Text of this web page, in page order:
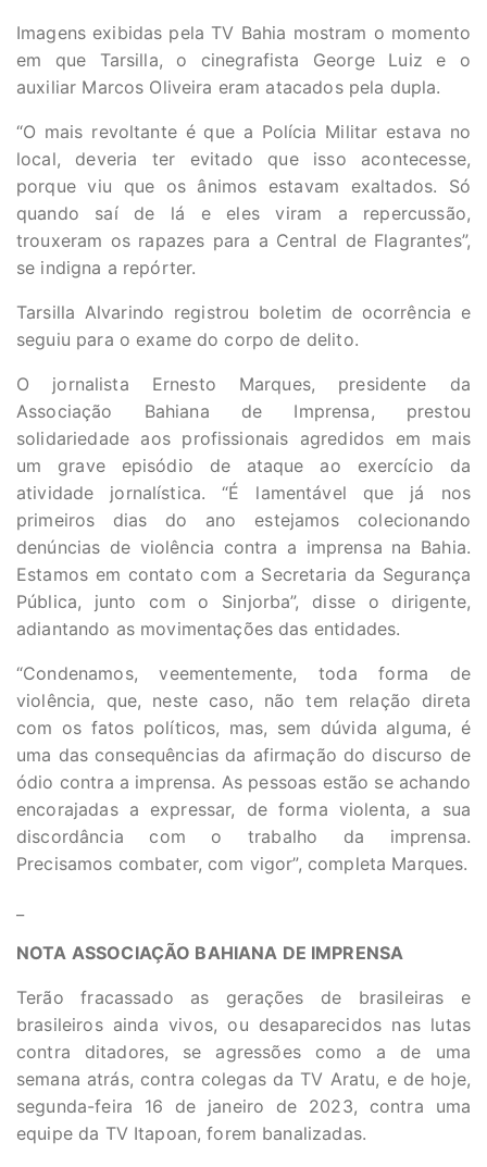
Imagens exibidas pela TV Bahia mostram o momento
em que Tarsilla, o cinegrafista George Luiz e o
auxiliar Marcos Oliveira eram atacados pela dupla.
“O mais revoltante é que a Polícia Militar estava no
local, deveria ter evitado que isso acontecesse,
porque viu que os ânimos estavam exaltados. Só
quando saí de lá e eles viram a repercussão,
trouxeram os rapazes para a Central de Flagrantes”,
se indigna a repórter.
Tarsilla Alvarindo registrou boletim de ocorrência e
seguiu para o exame do corpo de delito.
O jornalista Ernesto Marques, presidente da
Associação Bahiana de Imprensa, prestou
solidariedade aos profissionais agredidos em mais
um grave episódio de ataque ao exercício da
atividade jornalística. “É lamentável que já nos
primeiros dias do ano estejamos colecionando
denúncias de violência contra a imprensa na Bahia.
Estamos em contato com a Secretaria da Segurança
Pública, junto com o Sinjorba”, disse o dirigente,
adiantando as movimentações das entidades.
“Condenamos, veementemente, toda forma de
violência, que, neste caso, não tem relação direta
com os fatos políticos, mas, sem dúvida alguma, é
uma das consequências da afirmação do discurso de
ódio contra a imprensa. As pessoas estão se achando
encorajadas a expressar, de forma violenta, a sua
discordância com o trabalho da imprensa.
Precisamos combater, com vigor”, completa Marques.
NOTA ASSOCIAÇÃO BAHIANA DE IMPRENSA
Terão fracassado as gerações de brasileiras e
brasileiros ainda vivos, ou desaparecidos nas lutas
contra ditadores, se agressões como a de uma
semana atrás, contra colegas da TV Aratu, e de hoje,
segunda-feira 16 de janeiro de 2023, contra uma
equipe da TV Itapoan, forem banalizadas.